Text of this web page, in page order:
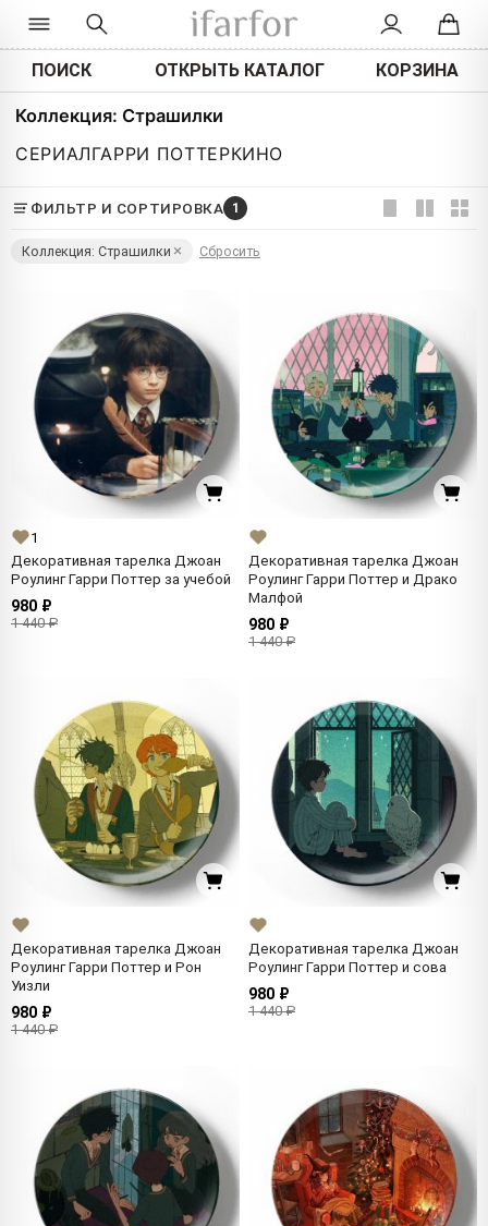
ПОИСК ОТКРЫТЬ КАТАЛОГ КОРЗИНА
Коллекция: Страшилки
СЕРИАЛГАРРИ ПОТТЕРКИНО
ФИЛЬТР И СОРТИРОВКА 1
Коллекция: Страшилки Сбросить
1
Декоративная тарелка Джоан
Роулинг Гарри Поттер за учебой
980 ₽
1 440 ₽
Декоративная тарелка Джоан
Роулинг Гарри Поттер и Драко
Малфой
980 ₽
1 440 ₽
Декоративная тарелка Джоан
Роулинг Гарри Поттер и Рон
Уизли
980 ₽
1 440 ₽
Декоративная тарелка Джоан
Роулинг Гарри Поттер и сова
980 ₽
1 440 ₽